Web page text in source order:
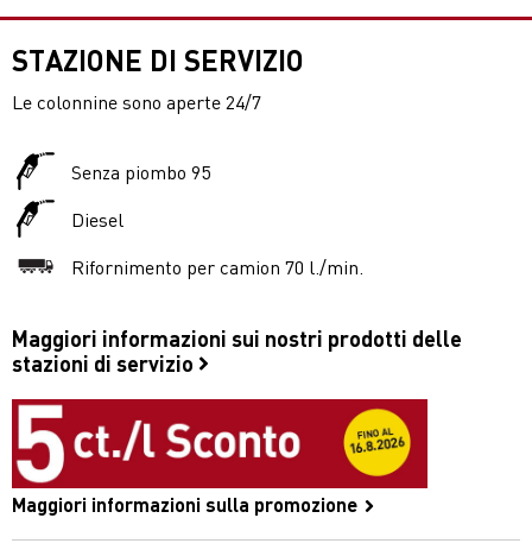
STAZIONE DI SERVIZIO
Le colonnine sono aperte 24/7
Senza piombo 95
Diesel
Rifornimento per camion 70 l./min.
Maggiori informazioni sui nostri prodotti delle
stazioni di servizio
Maggiori informazioni sulla promozione